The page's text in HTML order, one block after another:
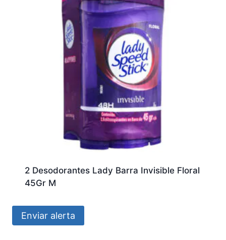
2 Desodorantes Lady Barra Invisible Floral
45Gr M
Enviar alerta